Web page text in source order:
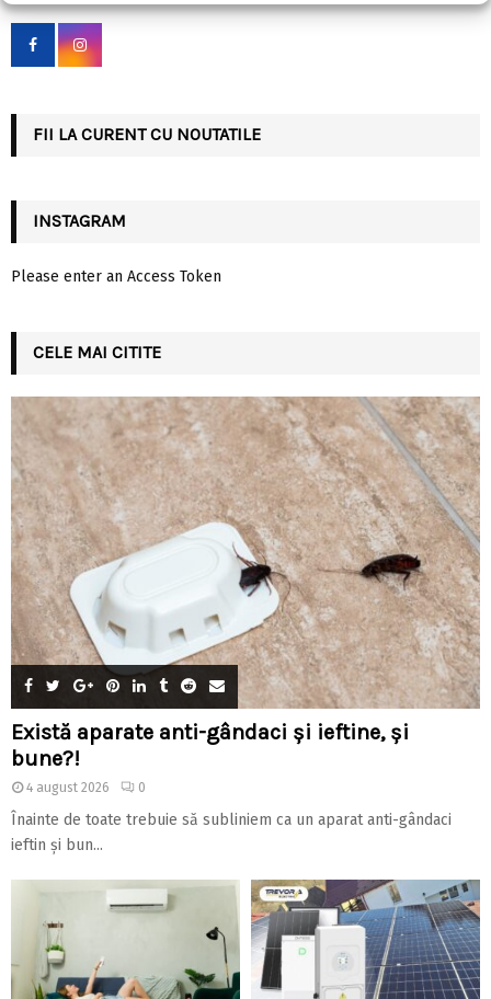
f
r
FII LA CURENT CU NOUTATILE
INSTAGRAM
Please enter an Access Token
CELE MAI CITITE
Există aparate anti-gândaci și ieftine, și
bune?!
4 august 2026 0
Înainte de toate trebuie să subliniem ca un aparat anti-gândaci
ieftin și bun...